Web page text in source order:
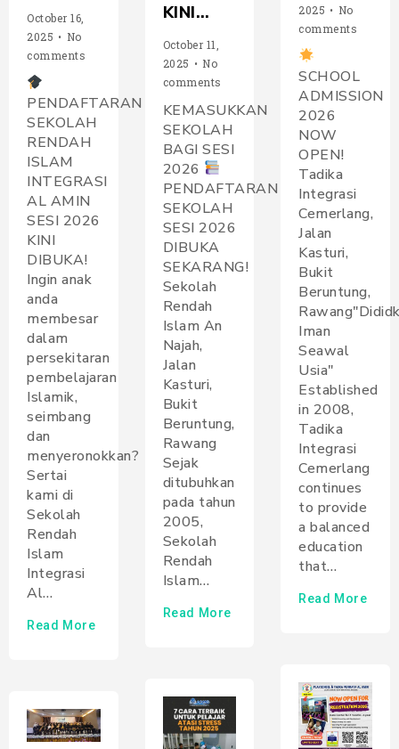
October 16,
2025 • No
comments
PENDAFTARAN
SEKOLAH
RENDAH
ISLAM
INTEGRASI
AL AMIN
SESI 2026
KINI
DIBUKA!
Ingin anak
anda
membesar
dalam
persekitaran
pembelajaran
Islamik,
seimbang
dan
menyeronokkan?
Sertai
kami di
Sekolah
Rendah
Islam
Integrasi
Al…
Read More
KINI…
October 11,
2025 • No
comments
KEMASUKKAN
SEKOLAH
BAGI SESI
2026
PENDAFTARAN
SEKOLAH
SESI 2026
DIBUKA
SEKARANG!
Sekolah
Rendah
Islam An
Najah,
Jalan
Kasturi,
Bukit
Beruntung,
Rawang
Sejak
ditubuhkan
pada tahun
2005,
Sekolah
Rendah
Islam…
Read More
2025 • No
comments
SCHOOL
ADMISSION
2026
NOW
OPEN!
Tadika
Integrasi
Cemerlang,
Jalan
Kasturi,
Bukit
Beruntung,
Iman
Seawal
Usia"
Established
in 2008,
Tadika
Integrasi
Cemerlang
continues
to provide
a balanced
education
that…
Read More